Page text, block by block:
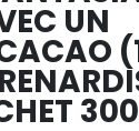
UN